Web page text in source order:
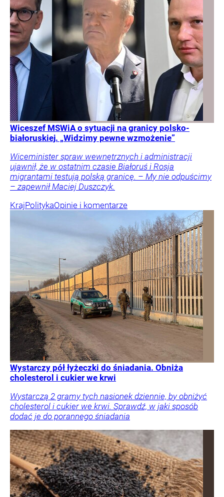
Wiceszef MSWiA o sytuacji na granicy polsko-
białoruskiej. „Widzimy pewne wzmożenie”
Wiceminister spraw wewnętrznych i administracji
ujawnił, że w ostatnim czasie Białoruś i Rosja
migrantami testują polską granicę. – My nie odpuścimy
– zapewnił Maciej Duszczyk.
KrajPolitykaOpinie i komentarze
Wystarczy pół łyżeczki do śniadania. Obniża
cholesterol i cukier we krwi
Wystarczą 2 gramy tych nasionek dziennie, by obniżyć
cholesterol i cukier we krwi. Sprawdź, w jaki sposób
dodać je do porannego śniadania